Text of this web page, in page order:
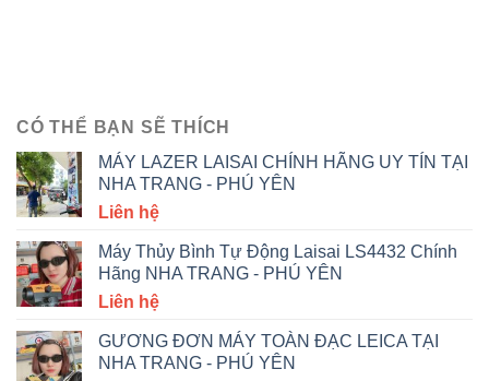
CÓ THỂ BẠN SẼ THÍCH
MÁY LAZER LAISAI CHÍNH HÃNG UY TÍN TẠI
NHA TRANG - PHÚ YÊN
Liên hệ
Máy Thủy Bình Tự Động Laisai LS4432 Chính
Hãng NHA TRANG - PHÚ YÊN
Liên hệ
GƯƠNG ĐƠN MÁY TOÀN ĐẠC LEICA TẠI
NHA TRANG - PHÚ YÊN